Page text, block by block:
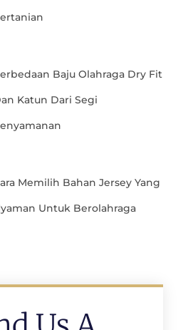
Baju Olahraga Dry Fit
Katun Dari Segi
Memilih Bahan Jersey Yang
Untuk Berolahraga